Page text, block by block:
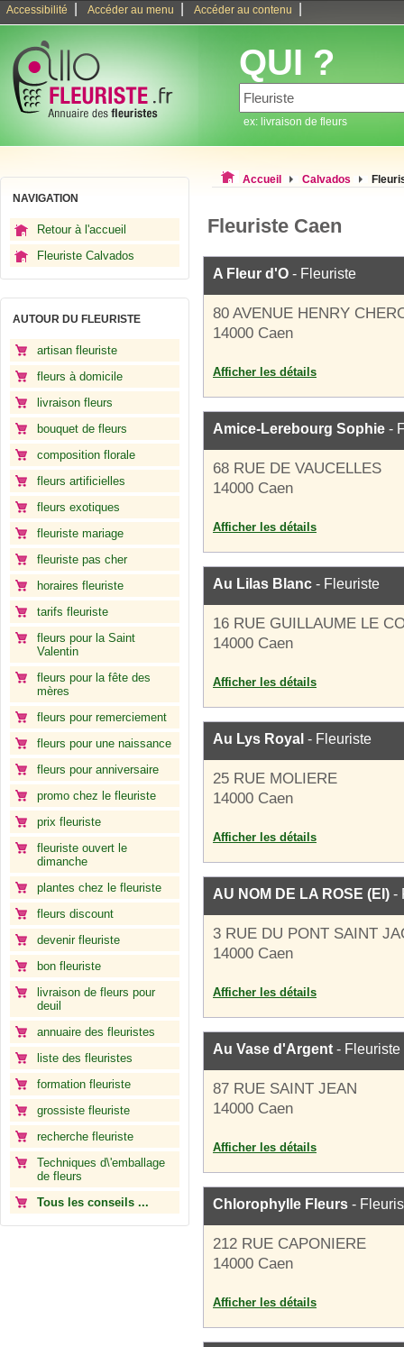
Accessibilité Accéder au menu Accéder au contenu
QUI ?
ex: livraison de fleurs
NAVIGATION
Retour à l'accueil
Fleuriste Calvados
AUTOUR DU FLEURISTE
artisan fleuriste
fleurs à domicile
livraison fleurs
bouquet de fleurs
composition florale
fleurs artificielles
fleurs exotiques
fleuriste mariage
fleuriste pas cher
horaires fleuriste
tarifs fleuriste
fleurs pour la Saint
Valentin
fleurs pour la fête des
mères
fleurs pour remerciement
fleurs pour une naissance
fleurs pour anniversaire
promo chez le fleuriste
prix fleuriste
fleuriste ouvert le
dimanche
plantes chez le fleuriste
fleurs discount
devenir fleuriste
bon fleuriste
livraison de fleurs pour
deuil
annuaire des fleuristes
liste des fleuristes
formation fleuriste
grossiste fleuriste
recherche fleuriste
Techniques d\'emballage
de fleurs
Tous les conseils ...
Accueil Calvados
Fleuriste Caen
A Fleur d'O - Fleuriste
80 AVENUE HENRY
14000 Caen
Afficher les détails
Amice-Lerebourg Sophie -
68 RUE DE VAUCELLES
14000 Caen
Afficher les détails
Au Lilas Blanc - Fleuriste
16 RUE GUILLAUME LE
14000 Caen
Afficher les détails
Au Lys Royal - Fleuriste
25 RUE MOLIERE
14000 Caen
Afficher les détails
AU NOM DE LA ROSE (EI) -
3 RUE DU PONT SAINT
14000 Caen
Afficher les détails
Au Vase d'Argent - Fleuriste
87 RUE SAINT JEAN
14000 Caen
Afficher les détails
Chlorophylle Fleurs -
212 RUE CAPONIERE
14000 Caen
Afficher les détails